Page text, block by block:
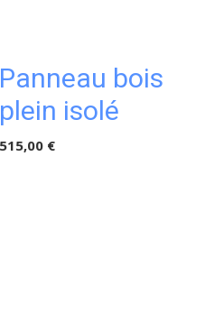
Panneau bois
plein isolé
515,00 €